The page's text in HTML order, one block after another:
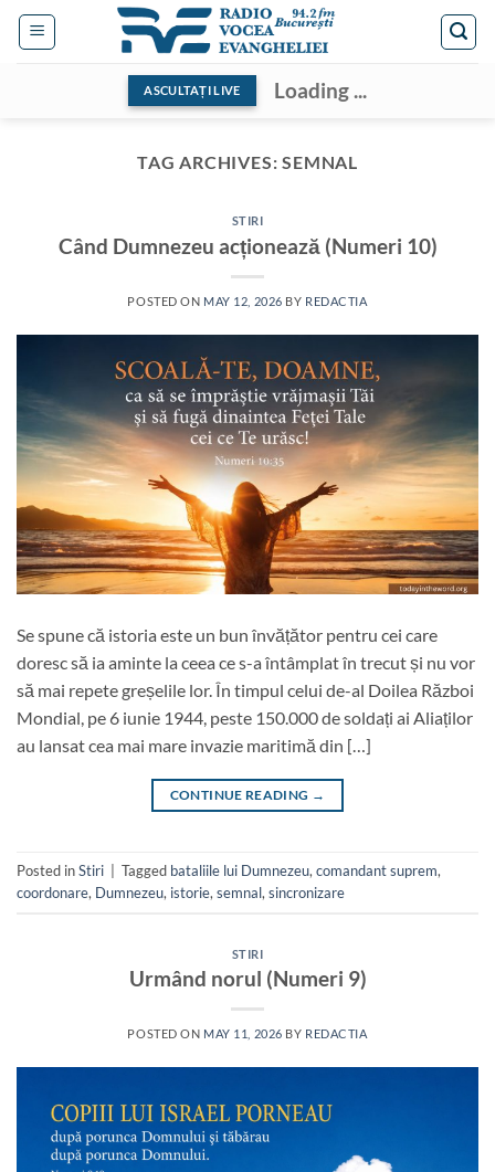
Skip
ASCULTAȚI LIVE Loading ...
TAG ARCHIVES:SEMNAL
STIRI
Când Dumnezeu acționează (Numeri 10)
POSTED ON MAY 12, 2026 BY REDACTIA
Se spune că istoria este un bun învățător pentru cei care
doresc să ia aminte la ceea ce s-a întâmplat în trecut și nu vor
să mai repete greșelile lor. În timpul celui de-al Doilea Război
Mondial, pe 6 iunie 1944, peste 150.000 de soldați ai Aliaților
au lansat cea mai mare invazie maritimă din […]
CONTINUE READING →
Posted inStiri Tagged bataliile lui Dumnezeu, comandant suprem,
coordonare, Dumnezeu, istorie, semnal, sincronizare
STIRI
Urmând norul (Numeri 9)
POSTED ON MAY 11, 2026 BY REDACTIA